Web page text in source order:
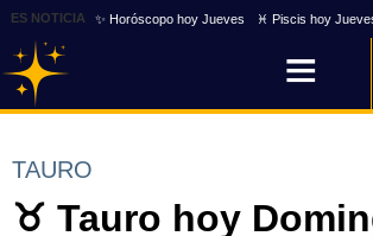
ES NOTICIA ✨ Horóscopo hoy Jueves ♓ Piscis hoy
TAURO
♉ Tauro hoy